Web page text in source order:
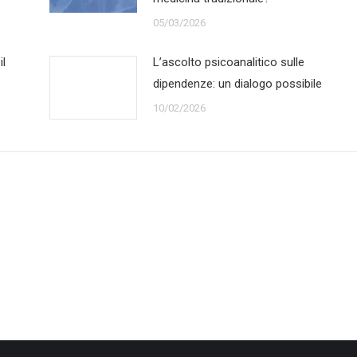
05/03/2026
L’ascolto psicoanalitico sulle
dipendenze: un dialogo possibile
10/02/2026